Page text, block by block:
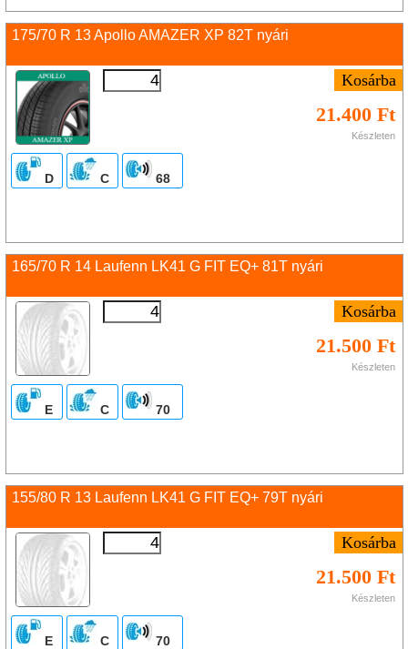
175/70 R 13 Apollo AMAZER XP 82T nyári
21.400 Ft
Készleten
D C 68
165/70 R 14 Laufenn LK41 G FIT EQ+ 81T nyári
21.500 Ft
Készleten
E C 70
155/80 R 13 Laufenn LK41 G FIT EQ+ 79T nyári
21.500 Ft
Készleten
E C 70